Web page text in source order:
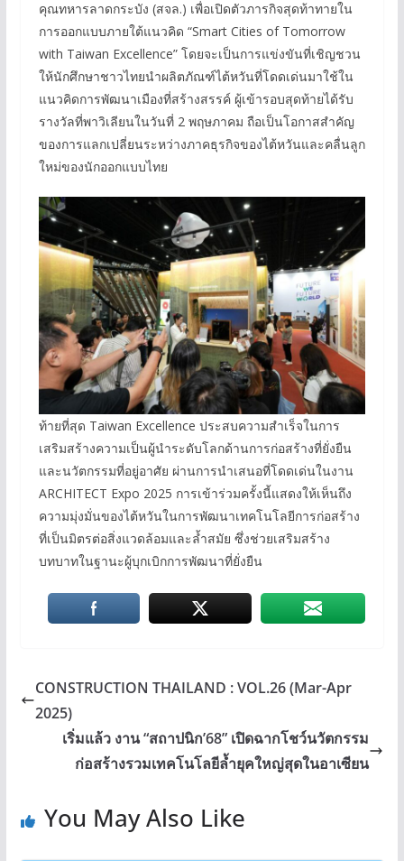
คุณทหารลาดกระบัง (สจล.) เพื่อเปิดตัวภารกิจสุดท้าทายใน
การออกแบบภายใต้แนวคิด “Smart Cities of Tomorrow
with Taiwan Excellence” โดยจะเป็นการแข่งขันที่เชิญชวน
ให้นักศึกษาชาวไทยนำผลิตภัณฑ์ไต้หวันที่โดดเด่นมาใช้ใน
แนวคิดการพัฒนาเมืองที่สร้างสรรค์ ผู้เข้ารอบสุดท้ายได้รับ
รางวัลที่พาวิเลียนในวันที่ 2 พฤษภาคม ถือเป็นโอกาสสำคัญ
ของการแลกเปลี่ยนระหว่างภาคธุรกิจของไต้หวันและคลื่นลูก
ใหม่ของนักออกแบบไทย
ท้ายที่สุด Taiwan Excellence ประสบความสำเร็จในการ
เสริมสร้างความเป็นผู้นำระดับโลกด้านการก่อสร้างที่ยั่งยืน
และนวัตกรรมที่อยู่อาศัย ผ่านการนำเสนอที่โดดเด่นในงาน
ARCHITECT Expo 2025 การเข้าร่วมครั้งนี้แสดงให้เห็นถึง
ความมุ่งมั่นของไต้หวันในการพัฒนาเทคโนโลยีการก่อสร้าง
ที่เป็นมิตรต่อสิ่งแวดล้อมและล้ำสมัย ซึ่งช่วยเสริมสร้าง
บทบาทในฐานะผู้บุกเบิกการพัฒนาที่ยั่งยืน
CONSTRUCTION THAILAND : VOL.26 (Mar-Apr
2025)
เริ่มแล้ว งาน “สถาปนิก’68” เปิดฉากโชว์นวัตกรรม
ก่อสร้างรวมเทคโนโลยีล้ำยุคใหญ่สุดในอาเซียน
You May Also Like